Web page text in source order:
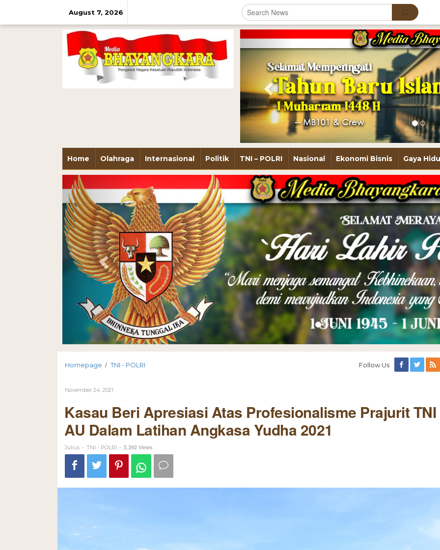
August 7, 2026
Previous
Home Olahraga Internasional Politik TNI – POLRI Nasional Ekonomi Bisnis Gaya
Homepage / TNI - POLRI Follow Us
November 24, 2021
Kasau Beri Apresiasi Atas Profesionalisme Prajurit TNI
AU Dalam Latihan Angkasa Yudha 2021
Julius - TNI - POLRI - 5,392 Views